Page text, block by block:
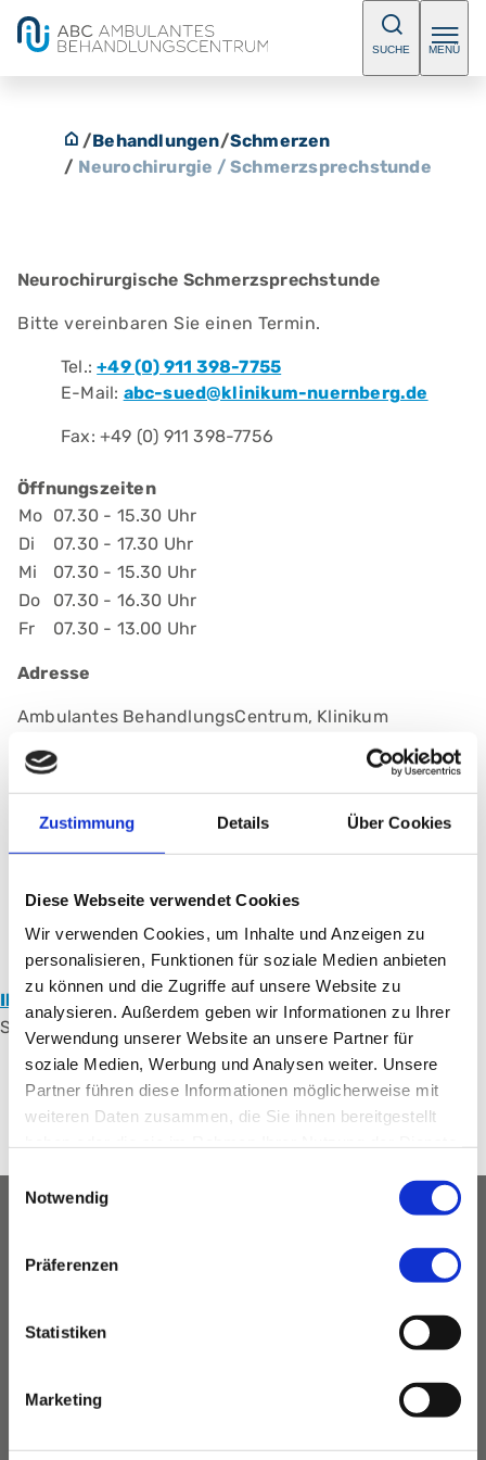
Zustimmung Details Über Cookies
Diese Webseite verwendet Cookies
Wir verwenden Cookies, um Inhalte und Anzeigen zu
personalisieren, Funktionen für soziale Medien anbieten
zu können und die Zugriffe auf unsere Website zu
analysieren. Außerdem geben wir Informationen zu Ihrer
Verwendung unserer Website an unsere Partner für
soziale Medien, Werbung und Analysen weiter. Unsere
Partner führen diese Informationen möglicherweise mit
weiteren Daten zusammen, die Sie ihnen bereitgestellt
Einwilligungsauswahl
Notwendig
Präferenzen
Statistiken
Marketing
SUCHE MENÜ
/Behandlungen/Schmerzen
/ Neurochirurgie / Schmerzsprechstunde
Neurochirurgische Schmerzsprechstunde
Bitte vereinbaren Sie einen Termin.
Tel.:+49 (0) 911 398-7755
E-Mail: abc-sued@klinikum-nuernberg.de
Fax: +49 (0) 911 398-7756
Öffnungszeiten
Mo 07.30 - 15.30 Uhr
Di
07.30 - 17.30 Uhr
Mi
07.30 - 15.30 Uhr
Do
07.30 - 16.30 Uhr
Fr
07.30 - 13.00 Uhr
Adresse
Ambulantes BehandlungsCentrum, Klinikum
Breslauer Str. 201
90471 Nürnberg
Anmelden
Ihr Ansprechpartner
für die neurochirurgische
Schmerzsprechstunde im ABC am Campus Süd
Anfahrt
Mit Klick / Tap können Sie die interaktive